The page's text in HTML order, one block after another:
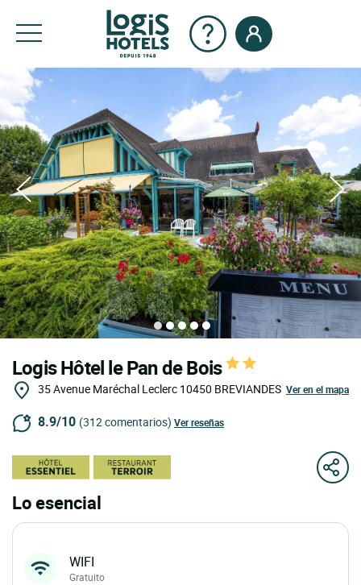
Logis Hôtel le Pan de Bois
35 Avenue Maréchal Leclerc 10450 BREVIANDES Ver en el mapa
8.9/10 (312 comentarios) Ver reseñas
Lo esencial
WIFI
Gratuito